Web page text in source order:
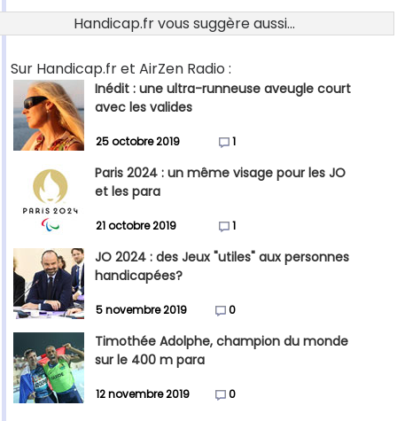
Handicap.fr vous suggère aussi...
Sur Handicap.fr et AirZen Radio :
Inédit : une ultra-runneuse aveugle court
avec les valides
25 octobre 2019 1
Paris 2024 : un même visage pour les JO
et les para
21 octobre 2019 1
JO 2024 : des Jeux "utiles" aux personnes
handicapées?
5 novembre 2019 0
Timothée Adolphe, champion du monde
sur le 400 m para
12 novembre 2019 0